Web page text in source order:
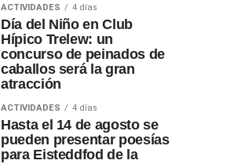
ACTIVIDADES 4 días
Día del Niño en Club
Hípico Trelew: un
concurso de peinados de
caballos será la gran
atracción
ACTIVIDADES 4 días
Hasta el 14 de agosto se
pueden presentar poesías
para Eisteddfod de la